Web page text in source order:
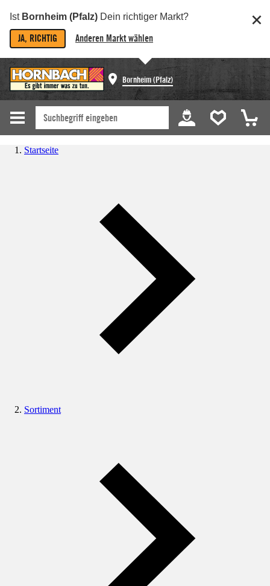
Ist Bornheim (Pfalz) Dein richtiger Markt?
JA, RICHTIG Anderen Markt wählen
Bornheim (Pfalz)
Startseite
Sortiment